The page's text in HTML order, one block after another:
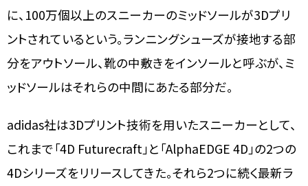
に、100万個以上のスニーカーのミッドソールが3Dプリ
ントされているという。ランニングシューズが接地する部
分をアウトソール、靴の中敷きをインソールと呼ぶが、ミ
ッドソールはそれらの中間にあたる部分だ。
adidas社は3Dプリント技術を用いたスニーカーとして、
これまで「4D Futurecraft」と「AlphaEDGE 4D」の2つの
4Dシリーズをリリースしてきた。それら2つに続く最新ラ